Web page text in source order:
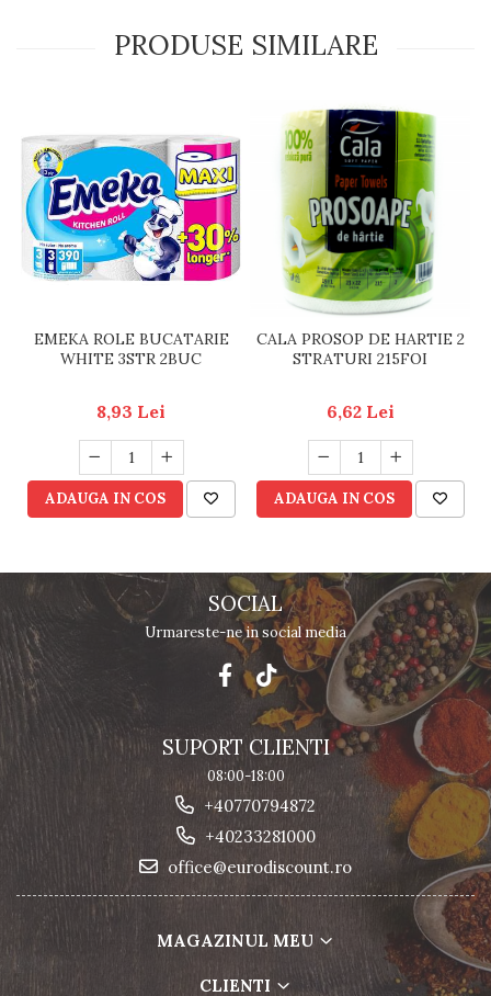
PRODUSE SIMILARE
EMEKA ROLE BUCATARIE
WHITE 3STR 2BUC
8,93 Lei
ADAUGA IN COS
CALA PROSOP DE HARTIE 2
STRATURI 215FOI
6,62 Lei
ADAUGA IN COS
SOCIAL
Urmareste-ne in social media
SUPORT CLIENTI
08:00-18:00
+40770794872
+40233281000
office@eurodiscount.ro
MAGAZINUL MEU
CLIENTI